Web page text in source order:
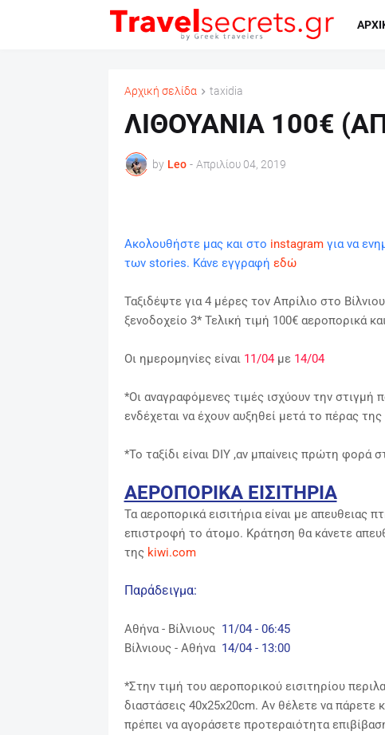
Αρχική σελίδα taxidia
ΛΙΘΟΥΑΝΙΑ 100€
by Leo - Απριλίου 04, 2019
Ακολουθήστε μας και στο instagram για να
των stories. Κάνε εγγραφή εδώ
Ταξιδέψτε για 4 μέρες τον Απρίλιο στο
ξενοδοχείο 3* Τελική τιμή 100€ αεροπορικά
Οι ημερομηνίες είναι 11/04με 14/04
*Οι αναγραφόμενες τιμές ισχύουν την
ενδέχεται να έχουν αυξηθεί μετά το πέρας
*Το ταξίδι είναι DIY ,αν μπαίνεις πρώτη φορά
ΑΕΡΟΠΟΡΙΚΑ ΕΙΣΙΤΗΡΙΑ
Τα αεροπορικά εισιτήρια είναι με απευθειας
επιστροφή το άτομο. Κράτηση θα κάνετε
της kiwi.com
Παράδειγμα:
Αθήνα - Βίλνιους 11/04 - 06:45
Βίλνιους - Αθήνα 14/04 - 13:00
*Στην τιμή του αεροπορικού εισιτηρίου
διαστάσεις 40x25x20cm. Αν θέλετε να πάρετε
πρέπει να αγοράσετε προτεραιότητα